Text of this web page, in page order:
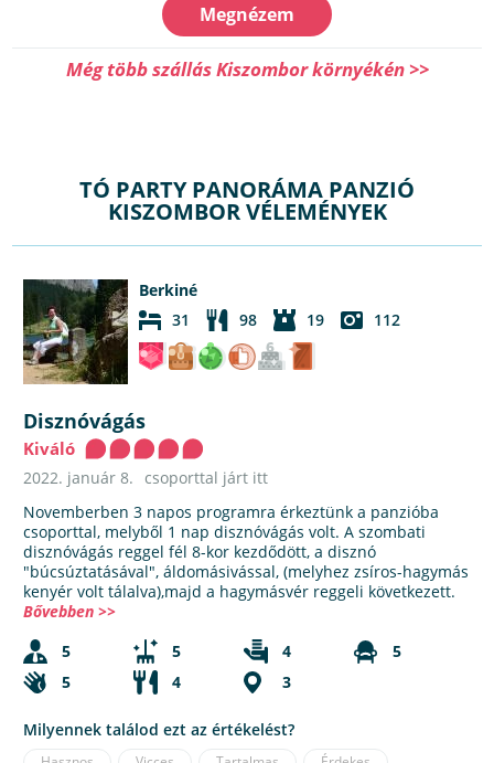
Megnézem
Még több szállás Kiszombor környékén >>
TÓ PARTY PANORÁMA PANZIÓ
KISZOMBOR VÉLEMÉNYEK
Berkiné
31
98 19 112
Disznóvágás
Kiváló
2022. január 8.
csoporttal járt itt
Novemberben 3 napos programra érkeztünk a panzióba
csoporttal, melyből 1 nap disznóvágás volt. A szombati
disznóvágás reggel fél 8-kor kezdődött, a disznó
"búcsúztatásával", áldomásivással, (melyhez zsíros-hagymás
kenyér volt tálalva),majd a hagymásvér reggeli következett.
Bővebben >>
5
5 4
5
5
4 3
Milyennek találod ezt az értékelést?